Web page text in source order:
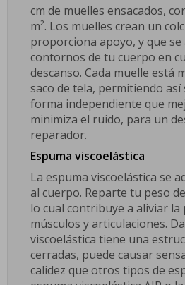
cm de muelles ensacados,
m². Los muelles crean un
proporciona apoyo, y que se
contornos de tu cuerpo en
descanso. Cada muelle está
saco de tela, permitiendo
forma independiente que
minimiza el ruido, para un
reparador.
Espuma viscoelástica
La espuma viscoelástica se
al cuerpo. Reparte tu peso
lo cual contribuye a aliviar la
músculos y articulaciones.
viscoelástica tiene una
cerradas, puede causar
calidez que otros tipos de